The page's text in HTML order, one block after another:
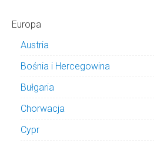
Europa
Austria
Bośnia i Hercegowina
Bułgaria
Chorwacja
Cypr